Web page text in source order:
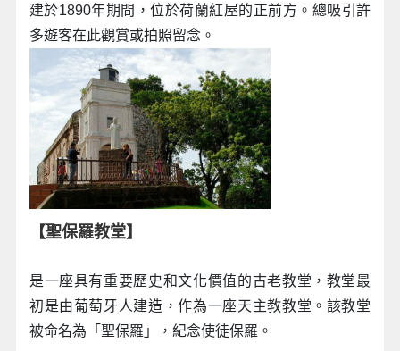
建於1890年期間，位於荷蘭紅屋的正前方。總吸引許
多遊客在此觀賞或拍照留念。
【聖保羅教堂】
是一座具有重要歷史和文化價值的古老教堂，教堂最
初是由葡萄牙人建造，作為一座天主教教堂。該教堂
被命名為「聖保羅」，紀念使徒保羅。